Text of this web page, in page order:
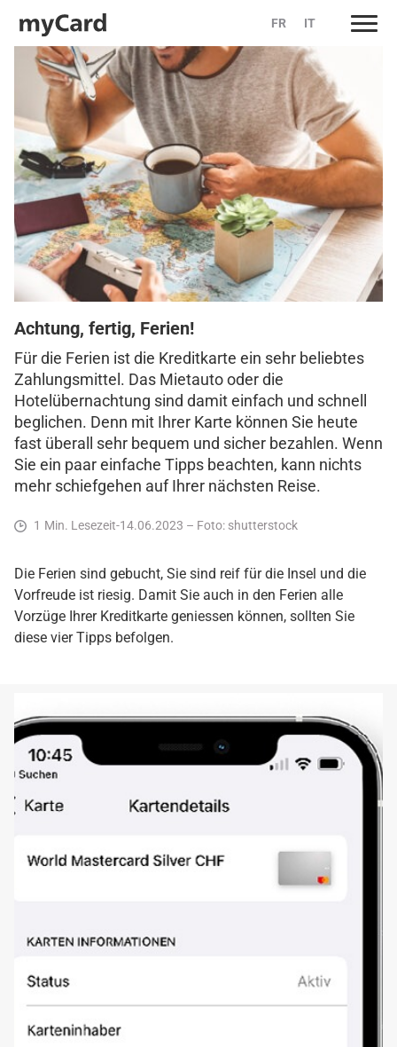
content
FR IT
Achtung, fertig, Ferien!
Für die Ferien ist die Kreditkarte ein sehr beliebtes
Zahlungsmittel. Das Mietauto oder die
Hotelübernachtung sind damit einfach und schnell
beglichen. Denn mit Ihrer Karte können Sie heute
fast überall sehr bequem und sicher bezahlen. Wenn
Sie ein paar einfache Tipps beachten, kann nichts
mehr schiefgehen auf Ihrer nächsten Reise.
Min. Lesezeit-14.06.2023 – Foto: shutterstock
Die Ferien sind gebucht, Sie sind reif für die Insel und die
Vorfreude ist riesig. Damit Sie auch in den Ferien alle
Vorzüge Ihrer Kreditkarte geniessen können, sollten Sie
diese vier Tipps befolgen.